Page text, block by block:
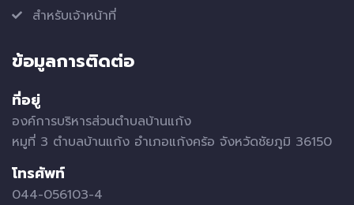
สำหรับเจ้าหน้าที่
ข้อมูลการติดต่อ
ที่อยู่
องค์การบริหารส่วนตำบลบ้านแก้ง
หมูที่ 3 ตำบลบ้านแก้ง อำเภอแก้งคร้อ จังหวัดชัยภูมิ 36150
โทรศัพท์
044-056103-4